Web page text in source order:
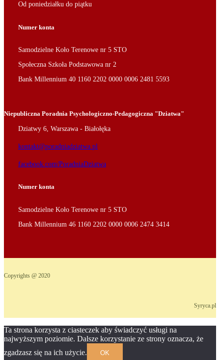
Od poniedziałku do piątku
Numer konta
Samodzielne Koło Terenowe nr 5 STO
Społeczna Szkoła Podstawowa nr 2
Bank Millennium 40 1160 2202 0000 0006 2481 5593
Niepubliczna Poradnia Psychologiczno-Pedagogiczna "Dziatwa"
Dziatwy 6, Warszawa - Białołęka
kontakt@poradniadziatwa.pl
facebook.com/PoradniaDziatwa
Numer konta
Samodzielne Koło Terenowe nr 5 STO
Bank Millennium 46 1160 2202 0000 0006 2474 3414
Copyrights @ 2020
Syryca.pl
Ta strona korzysta z ciasteczek aby świadczyć usługi na
najwyższym poziomie. Dalsze korzystanie ze strony oznacza, że
zgadzasz się na ich użycie.
OK